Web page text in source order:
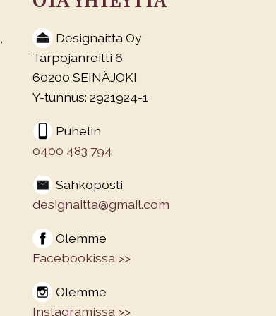
Designaitta Oy
Tarpojanreitti 6
60200 SEINÄJOKI
Y-tunnus: 2921924-1
Puhelin
0400 483 794
Sähköposti
designaitta@gmail.com
Olemme
Facebookissa >>
Olemme
Instagramissa >>